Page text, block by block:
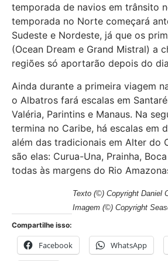
temporada de navios em trânsito
temporada no Norte começará
Sudeste e Nordeste, já que os
(Ocean Dream e Grand Mistral) a
regiões só aportarão depois do
Ainda durante a primeira viagem
o Albatros fará escalas em
Valéria, Parintins e Manaus. Na
termina no Caribe, há escalas em
além das tradicionais em Alter do
são elas: Curua-Una, Prainha,
todas às margens do Rio
Texto (©) Copyright Daniel
Imagem (©) Copyright
Compartilhe isso:
Facebook WhatsApp